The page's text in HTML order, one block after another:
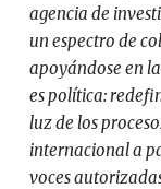
agencia de
un espectro de
apoyándose en
es política:
luz de los
internacional a
voces